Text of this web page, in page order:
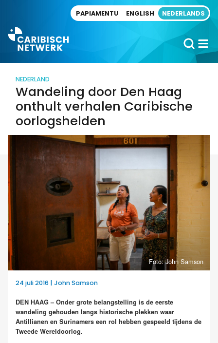
PAPIAMENTU ENGLISH NEDERLANDS
NEDERLAND
Wandeling door Den Haag
onthult verhalen Caribische
oorlogshelden
Foto: John Samson
24 juli 2016 | John Samson
DEN HAAG – Onder grote belangstelling is de eerste
wandeling gehouden langs historische plekken waar
Antillianen en Surinamers een rol hebben gespeeld tijdens de
Tweede Wereldoorlog.